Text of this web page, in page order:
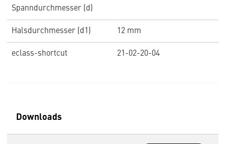
Spanndurchmesser (d)
Halsdurchmesser (d1) 12 mm
eclass-shortcut 21-02-20-04
Downloads